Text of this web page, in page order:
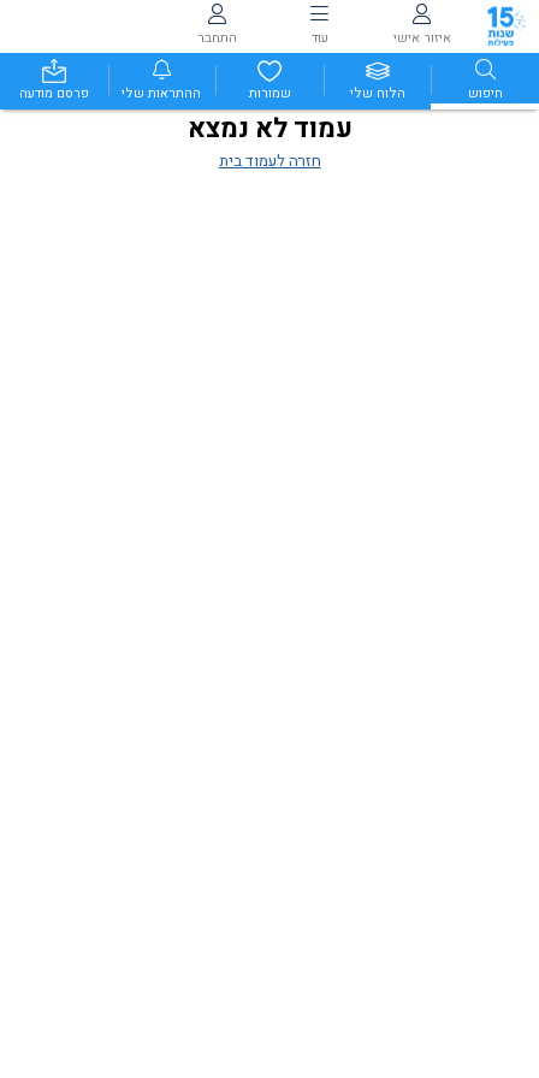
איזור אישי עוד התחבר
חיפוש הלוח שלי שמורות ההתראות שלי פרסם מודעה
עמוד לא נמצא
חזרה לעמוד בית